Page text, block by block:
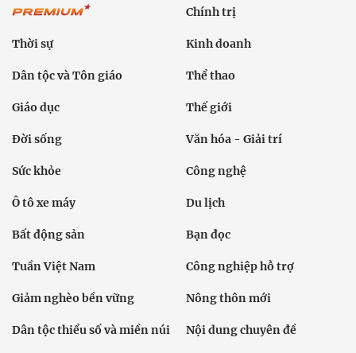
Chính trị
Thời sự Kinh doanh
Dân tộc và Tôn giáo Thể thao
Giáo dục Thế giới
Đời sống Văn hóa - Giải trí
Sức khỏe Công nghệ
Ô tô xe máy Du lịch
Bất động sản Bạn đọc
Tuần Việt Nam Công nghiệp hỗ trợ
Giảm nghèo bền vững Nông thôn mới
Dân tộc thiểu số và miền núi Nội dung chuyên đề